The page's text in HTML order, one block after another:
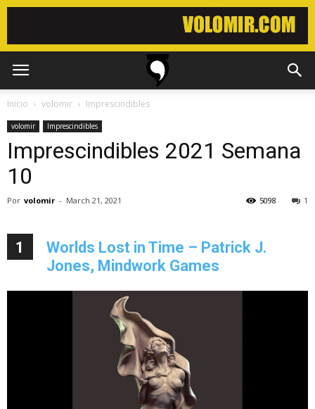
Inicio volomir Imprescindibles
volomir Imprescindibles
Imprescindibles 2021 Semana
10
Por volomir - March 21, 2021 1
5098
1
Worlds Lost in Time – Patrick J.
Jones, Mindwork Games